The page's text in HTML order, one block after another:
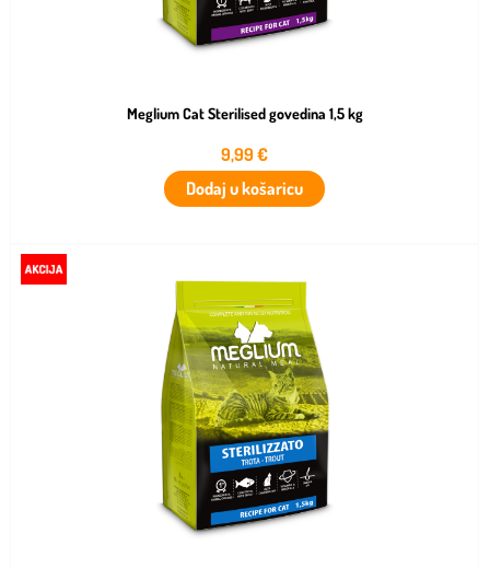
Meglium Cat Sterilised govedina 1,5 kg
9,99€
Dodaj u košaricu